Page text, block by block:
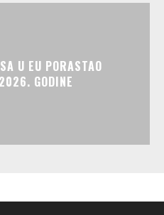
U EU PORASTAO
GODINE